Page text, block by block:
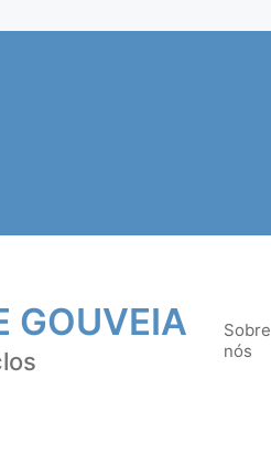
GOUVEIA
Sobre
nós